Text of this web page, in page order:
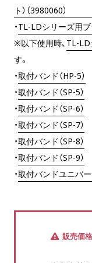
ト）（3980060）
・TL-LDシリーズ用ブ
※以下使用時、 TL-LD
す。
・取付バンド（HP-5）
・取付バンド（SP-5）
・取付バンド（SP-6）
・取付バンド（SP-7）
・取付バンド（SP-8）
・取付バンド（SP-9）
・取付バンドユニバー
販売価